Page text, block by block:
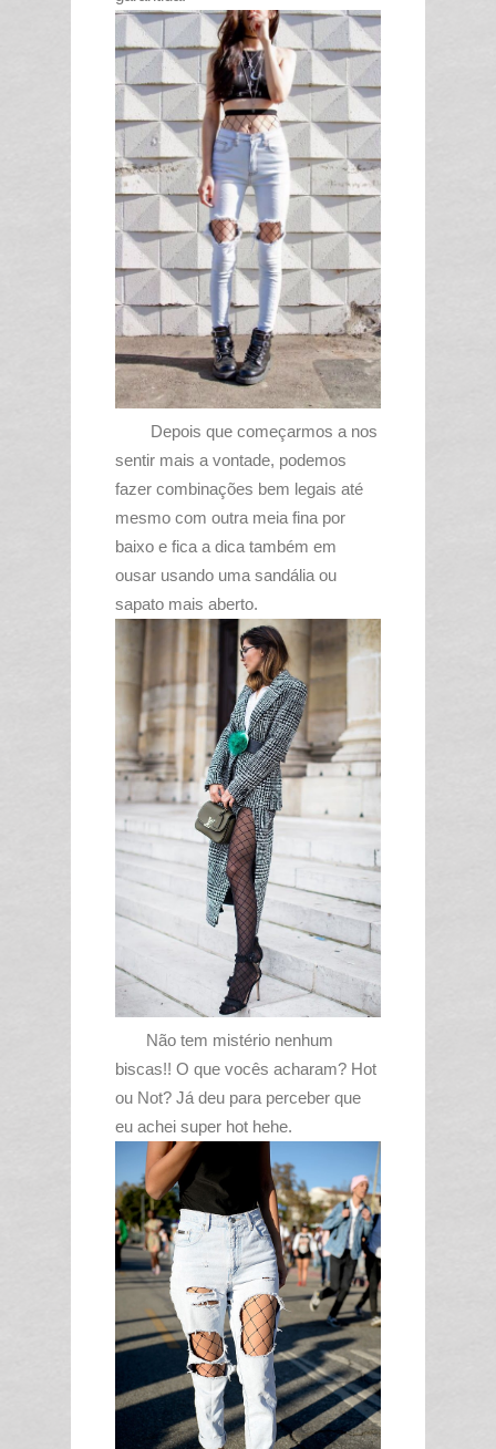
Depois que começarmos a nos
sentir mais a vontade, podemos
fazer combinações bem legais até
mesmo com outra meia fina por
baixo e fica a dica também em
ousar usando uma sandália ou
sapato mais aberto.
Não tem mistério nenhum
biscas!! O que vocês acharam? Hot
ou Not? Já deu para perceber que
eu achei super hot hehe.